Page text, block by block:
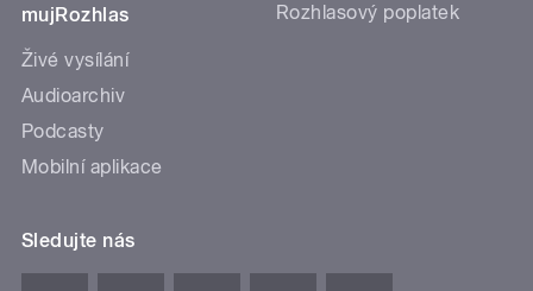
mujRozhlas
Živé vysílání
Audioarchiv
Podcasty
Mobilní aplikace
Rozhlasový poplatek
Sledujte nás